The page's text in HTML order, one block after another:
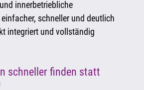
innerbetriebliche
schneller und deutlich
integriert und vollständig
schneller finden statt